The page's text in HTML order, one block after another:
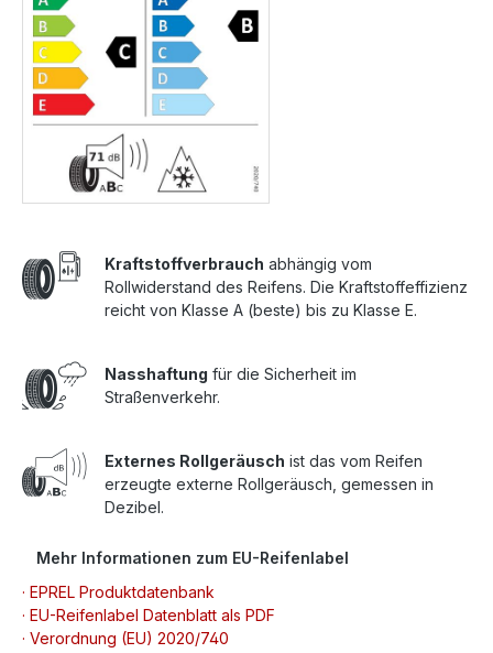
Kraftstoffverbrauch abhängig vom
Rollwiderstand des Reifens. Die Kraftstoffeffizienz
reicht von Klasse A (beste) bis zu Klasse E.
Nasshaftung für die Sicherheit im
Straßenverkehr.
Externes Rollgeräusch ist das vom Reifen
erzeugte externe Rollgeräusch, gemessen in
Dezibel.
Mehr Informationen zum EU-Reifenlabel
· EPREL Produktdatenbank
· EU-Reifenlabel Datenblatt als PDF
· Verordnung (EU) 2020/740